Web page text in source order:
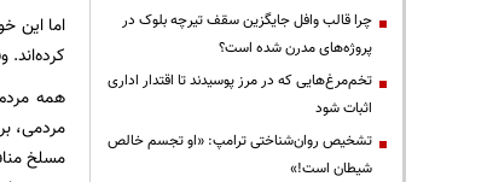
اما این
همه
مردمی،
مسلخ
چرا قالب وافل جایگزین سقف تیرچه بلوک در
پروژه‌های مدرن شده است؟
تخم‌مرغ‌هایی که در مرز پوسیدند تا اقتدار اداری
اثبات شود
تشخیص روان‌شناختی ترامپ: «او تجسم خالص
شیطان است!»